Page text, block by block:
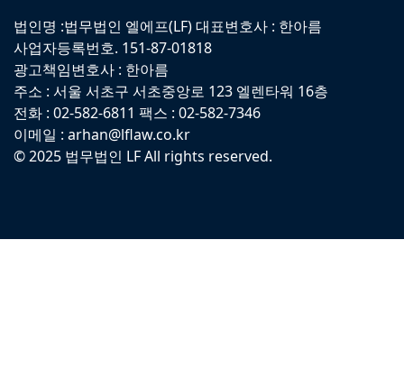
법인명 :법무법인 엘에프(LF) 대표변호사 : 한아름
사업자등록번호. 151-87-01818
광고책임변호사 : 한아름
주소 : 서울 서초구 서초중앙로 123 엘렌타워 16층
전화 : 02-582-6811 팩스 : 02-582-7346
이메일 : arhan@lflaw.co.kr
© 2025 법무법인 LF All rights reserved.